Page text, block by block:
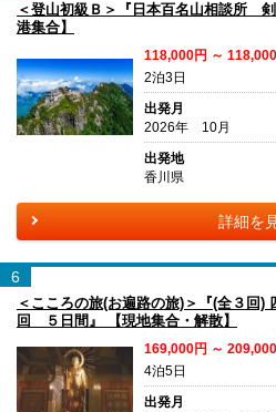
＜登山初級Ｂ＞『日本百名山相談所
港集合】
118,000円 ～
2泊3日
出発月
2026年 10月
出発地
香川県
詳細を
6
＜こころの旅(お遍路の旅)＞『(全３回
回 ５日間』 【現地集合・解散】
169,000円 ～
4泊5日
出発月